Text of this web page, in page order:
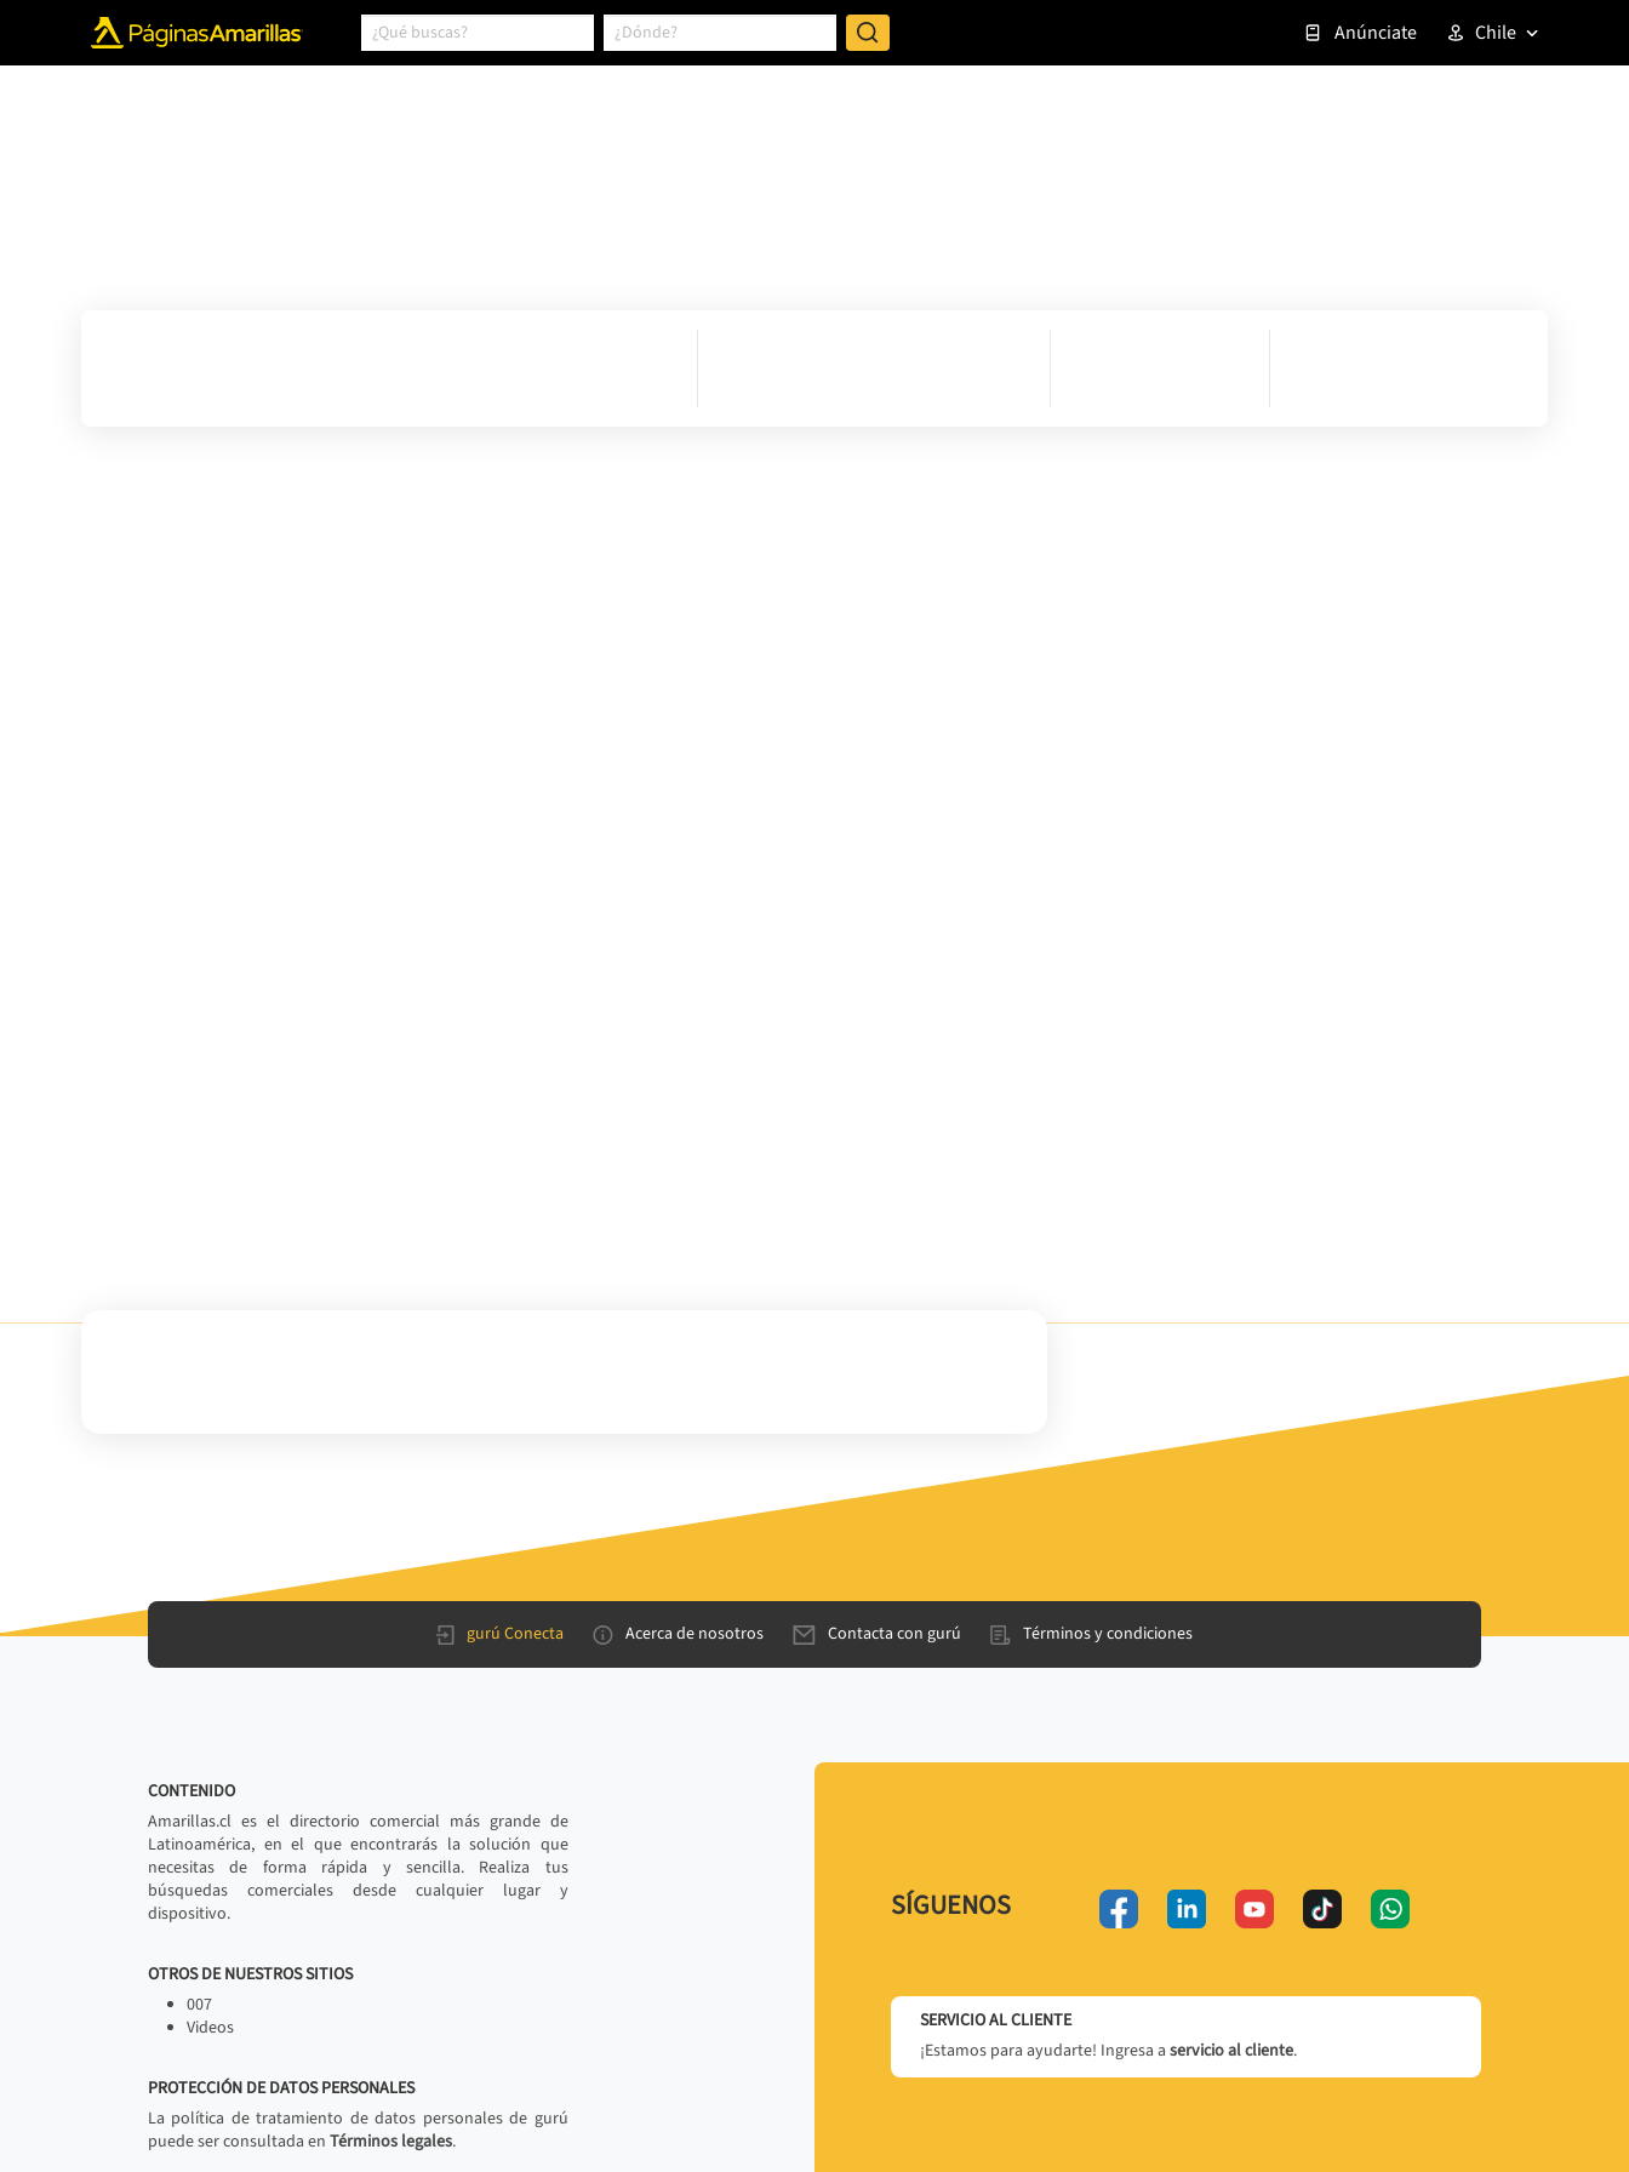
Anúnciate Chile
gurú Conecta Acerca de nosotros Contacta con gurú Términos y condiciones
CONTENIDO
Amarillas.cl es el directorio comercial más grande de
Latinoamérica, en el que encontrarás la solución que
necesitas de forma rápida y sencilla. Realiza tus
búsquedas comerciales desde cualquier lugar y
dispositivo.
OTROS DE NUESTROS SITIOS
007
Videos
PROTECCIÓN DE DATOS PERSONALES
La política de tratamiento de datos personales de gurú
puede ser consultada en Términos legales.
SÍGUENOS
SERVICIO AL CLIENTE
¡Estamos para ayudarte! Ingresa a servicio al cliente.